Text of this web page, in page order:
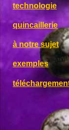
technologie
quincaillerie
à notre sujet
exemples